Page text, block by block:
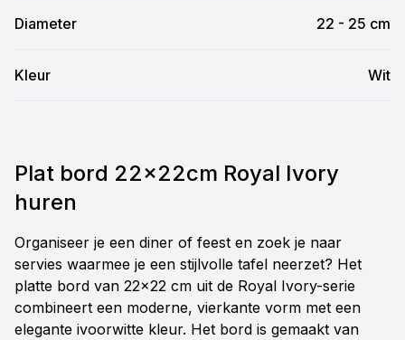
Diameter 22 - 25 cm
Kleur Wit
Plat bord 22x22cm Royal Ivory
huren
Organiseer je een diner of feest en zoek je naar
servies waarmee je een stijlvolle tafel neerzet? Het
platte bord van 22x22 cm uit de Royal Ivory-serie
combineert een moderne, vierkante vorm met een
elegante ivoorwitte kleur. Het bord is gemaakt van